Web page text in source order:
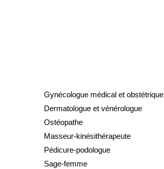
Gynécologue médical et obstétrique
Dermatologue et vénérologue
Ostéopathe
Masseur-kinésithérapeute
Pédicure-podologue
Sage-femme